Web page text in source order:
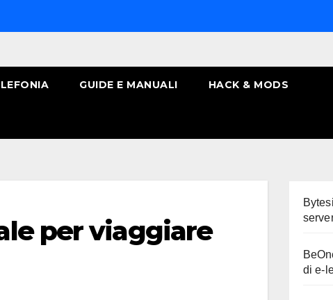
GUIDE E MANUALI HACK & MODS
per viaggiare
di e-